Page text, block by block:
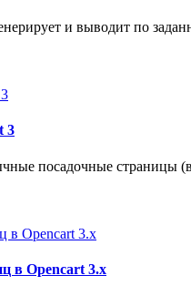
и выводит по
3
посадочные страницы
в Opencart 3.x